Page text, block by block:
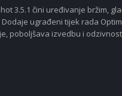
3.5.1 čini uređivanje bržim,
ugrađeni tijek rada
poboljšava izvedbu i